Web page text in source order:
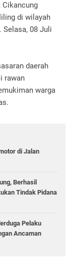
di wilayah
Selasa, 08 Juli
daerah
rawan
warga
di Jalan
Berhasil
Tindak Pidana
Pelaku
Ancaman